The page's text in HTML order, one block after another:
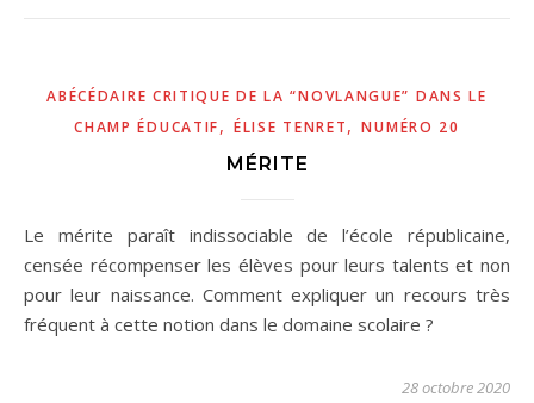
ABÉCÉDAIRE CRITIQUE DE LA “NOVLANGUE” DANS LE
CHAMP ÉDUCATIF,ÉLISE TENRET,NUMÉRO 20
MÉRITE
Le mérite paraît indissociable de l’école républicaine,
censée récompenser les élèves pour leurs talents et non
pour leur naissance. Comment expliquer un recours très
fréquent à cette notion dans le domaine scolaire ?
28 octobre 2020